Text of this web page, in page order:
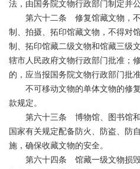
法，由国务院文物行政部门制定并公
第六十二条 修复馆藏文物，不
制、拍摄、拓印馆藏文物，不得对
制、拓印馆藏二级文物和馆藏三级
辖市人民政府文物行政部门批准；
的，应当报国务院文物行政部门批准
不可移动文物的单体文物的修复
款规定。
第六十三条 博物馆、图书馆和
国家有关规定配备防火、防盗、防
施，确保收藏文物的安全。
第六十四条 馆藏一级文物损毁